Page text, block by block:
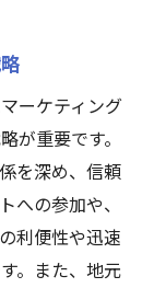
ーケティング
が重要です。
を深め、信頼
への参加や、
利便性や迅速
。また、地元